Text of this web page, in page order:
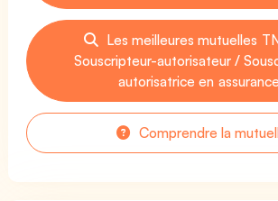
Les meilleures mutuelles
Souscripteur-autorisateur /
autorisatrice en
Comprendre la